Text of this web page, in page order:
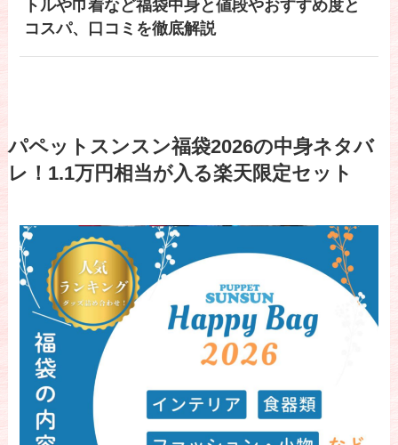
トルや巾着など福袋中身と値段やおすすめ度と
コスパ、口コミを徹底解説
パペットスンスン福袋2026の中身ネタバ
レ！1.1万円相当が入る楽天限定セット